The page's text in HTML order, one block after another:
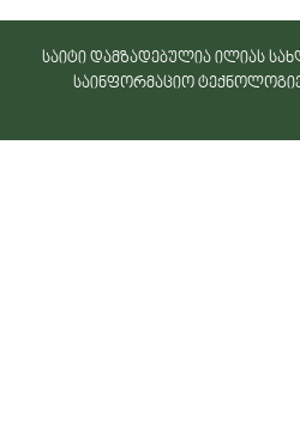
საიტი დამზადებულია ილიას
საინფორმაციო